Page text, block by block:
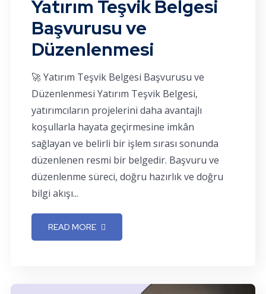
Yatırım Teşvik Belgesi
Başvurusu ve
Düzenlenmesi
🚀 Yatırım Teşvik Belgesi Başvurusu ve
Düzenlenmesi Yatırım Teşvik Belgesi,
yatırımcıların projelerini daha avantajlı
koşullarla hayata geçirmesine imkân
sağlayan ve belirli bir işlem sırası sonunda
düzenlenen resmi bir belgedir. Başvuru ve
düzenlenme süreci, doğru hazırlık ve doğru
bilgi akışı...
READ MORE